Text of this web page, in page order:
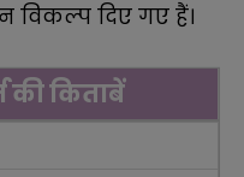
विकल्प दिए गए हैं।
की किताबें